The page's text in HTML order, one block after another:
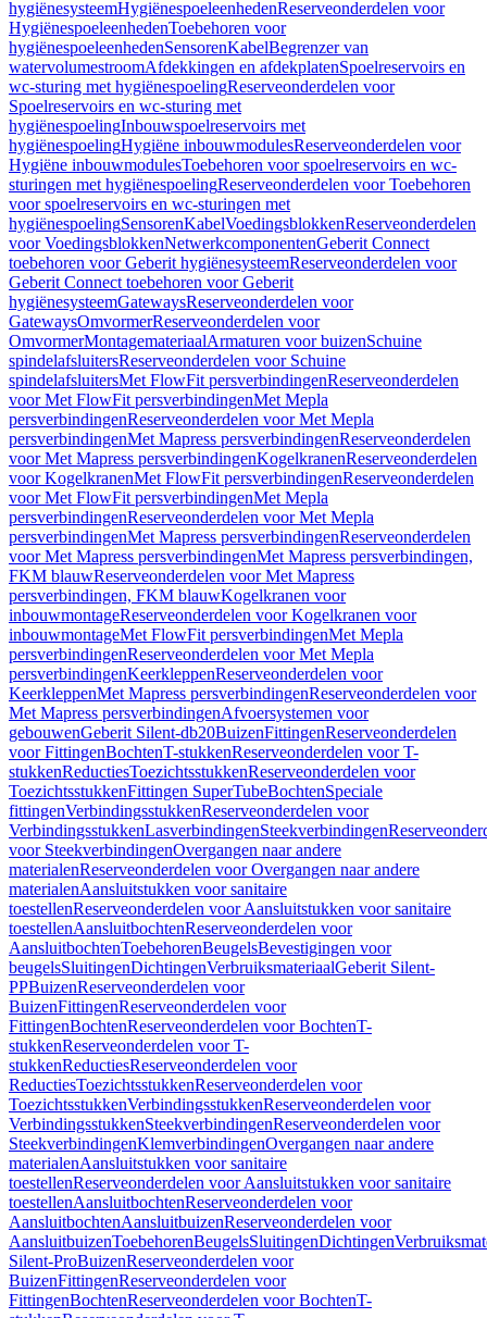
hygiënesysteemHygiënespoeleenhedenReserveonderdelen voor
HygiënespoeleenhedenToebehoren voor
hygiënespoeleenhedenSensorenKabelBegrenzer van
watervolumestroomAfdekkingen en afdekplatenSpoelreservoirs en
wc-sturing met hygiënespoelingReserveonderdelen voor
Spoelreservoirs en wc-sturing met
hygiënespoelingInbouwspoelreservoirs met
hygiënespoelingHygiëne inbouwmodulesReserveonderdelen voor
Hygiëne inbouwmodulesToebehoren voor spoelreservoirs en wc-
sturingen met hygiënespoelingReserveonderdelen voor Toebehoren
voor spoelreservoirs en wc-sturingen met
hygiënespoelingSensorenKabelVoedingsblokkenReserveonderdelen
voor VoedingsblokkenNetwerkcomponentenGeberit Connect
toebehoren voor Geberit hygiënesysteemReserveonderdelen voor
Geberit Connect toebehoren voor Geberit
hygiënesysteemGatewaysReserveonderdelen voor
GatewaysOmvormerReserveonderdelen voor
OmvormerMontagemateriaalArmaturen voor buizenSchuine
spindelafsluitersReserveonderdelen voor Schuine
spindelafsluitersMet FlowFit persverbindingenReserveonderdelen
voor Met FlowFit persverbindingenMet Mepla
persverbindingenReserveonderdelen voor Met Mepla
persverbindingenMet Mapress persverbindingenReserveonderdelen
voor Met Mapress persverbindingenKogelkranenReserveonderdelen
voor KogelkranenMet FlowFit persverbindingenReserveonderdelen
voor Met FlowFit persverbindingenMet Mepla
persverbindingenReserveonderdelen voor Met Mepla
persverbindingenMet Mapress persverbindingenReserveonderdelen
voor Met Mapress persverbindingenMet Mapress persverbindingen,
FKM blauwReserveonderdelen voor Met Mapress
persverbindingen, FKM blauwKogelkranen voor
inbouwmontageReserveonderdelen voor Kogelkranen voor
inbouwmontageMet FlowFit persverbindingenMet Mepla
persverbindingenReserveonderdelen voor Met Mepla
persverbindingenKeerkleppenReserveonderdelen voor
KeerkleppenMet Mapress persverbindingenReserveonderdelen voor
Met Mapress persverbindingenAfvoersystemen voor
gebouwenGeberit Silent-db20BuizenFittingenReserveonderdelen
voor FittingenBochtenT-stukkenReserveonderdelen voor T-
stukkenReductiesToezichtsstukkenReserveonderdelen voor
ToezichtsstukkenFittingen SuperTubeBochtenSpeciale
fittingenVerbindingsstukkenReserveonderdelen voor
VerbindingsstukkenLasverbindingenSteekverbindingen
voor SteekverbindingenOvergangen naar andere
materialenReserveonderdelen voor Overgangen naar andere
materialenAansluitstukken voor sanitaire
toestellenReserveonderdelen voor Aansluitstukken voor sanitaire
toestellenAansluitbochtenReserveonderdelen voor
AansluitbochtenToebehorenBeugelsBevestigingen voor
beugelsSluitingenDichtingenVerbruiksmateriaalGeberit Silent-
PPBuizenReserveonderdelen voor
BuizenFittingenReserveonderdelen voor
FittingenBochtenReserveonderdelen voor BochtenT-
stukkenReserveonderdelen voor T-
stukkenReductiesReserveonderdelen voor
ReductiesToezichtsstukkenReserveonderdelen voor
ToezichtsstukkenVerbindingsstukkenReserveonderdelen voor
VerbindingsstukkenSteekverbindingenReserveonderdelen voor
SteekverbindingenKlemverbindingenOvergangen naar andere
materialenAansluitstukken voor sanitaire
toestellenReserveonderdelen voor Aansluitstukken voor sanitaire
toestellenAansluitbochtenReserveonderdelen voor
AansluitbochtenAansluitbuizenReserveonderdelen voor
AansluitbuizenToebehorenBeugelsSluitingenDichtingen
Silent-ProBuizenReserveonderdelen voor
BuizenFittingenReserveonderdelen voor
FittingenBochtenReserveonderdelen voor BochtenT-